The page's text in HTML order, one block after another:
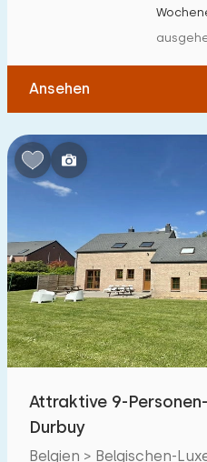
€ 0 — €
Schlafzimmern:
Badezimmer:
1 2 3 4
Entfernungen
Von Durbuy(max. km):
Ansehen
Attraktive 9-
Durbuy
Belgien > Belgischen-